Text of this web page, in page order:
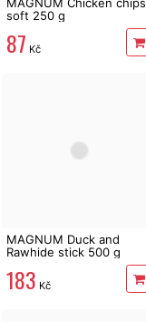
soft 250 g
87 Kč
MAGNUM Duck and
Rawhide stick 500 g
183 Kč